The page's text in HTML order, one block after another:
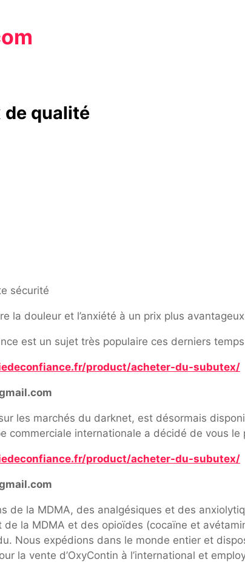
de qualité
sécurité
la douleur et l’anxiété à un prix plus avantageux
est un sujet très populaire ces derniers
product/acheter-du-subutex/
les marchés du darknet, est désormais
commerciale internationale a décidé de vous
product/acheter-du-subutex/
de la MDMA, des analgésiques et des
la MDMA et des opioïdes (cocaïne et
Nous expédions dans le monde entier et
la vente d’OxyContin à l’international et